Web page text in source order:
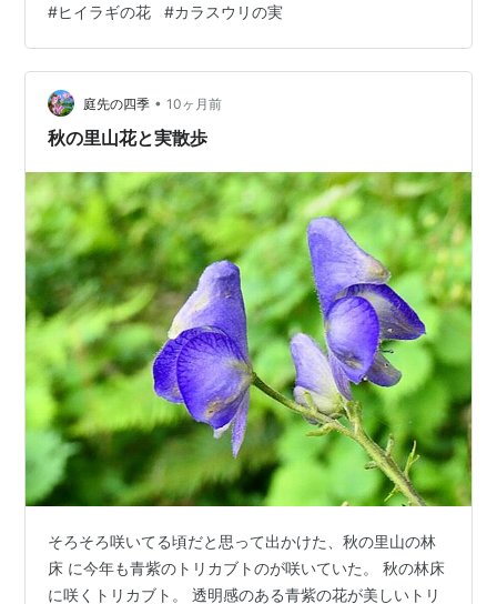
#ヒイラギの花 #カラスウリの実
庭先の四季 • 10ヶ月前
秋の里山花と実散歩
そろそろ咲いてる頃だと思って出かけた、秋の里山の林
床 に今年も青紫のトリカブトのが咲いていた。 秋の林床
に咲くトリカブト。 透明感のある青紫の花が美しいトリ